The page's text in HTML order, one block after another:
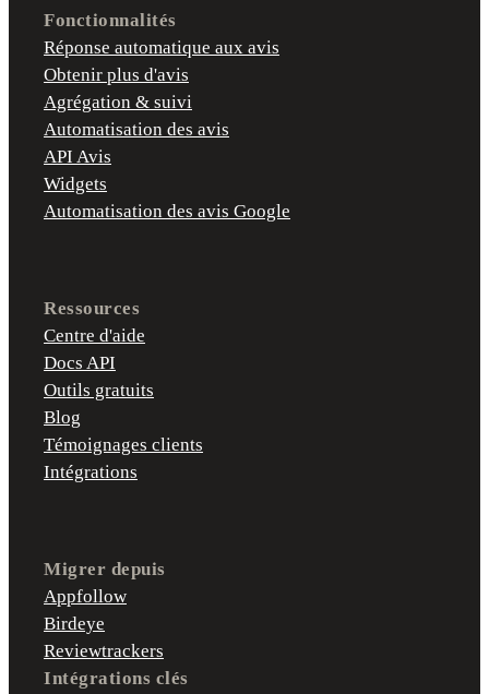
Fonctionnalités
Réponse automatique aux avis
Obtenir plus d'avis
Agrégation & suivi
Automatisation des avis
API Avis
Widgets
Automatisation des avis Google
Ressources
Centre d'aide
Docs API
Outils gratuits
Blog
Témoignages clients
Intégrations
Migrer depuis
Appfollow
Birdeye
Reviewtrackers
Intégrations clés